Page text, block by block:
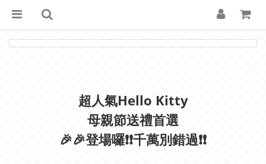
超人氣Hello Kitty
母親節送禮首選
🎉🎉登場囉❗❗千萬別錯過❗❗